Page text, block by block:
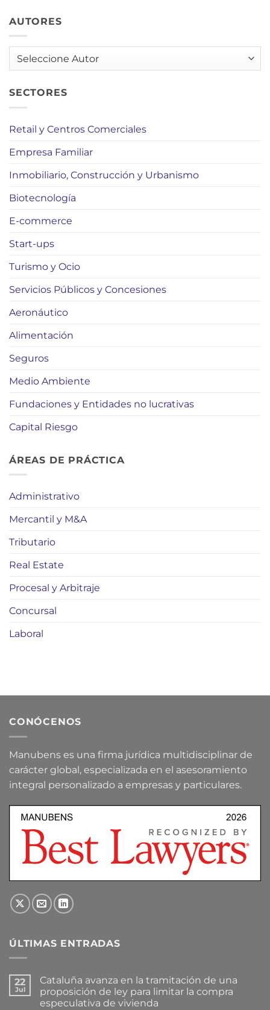
AUTORES
AUTORES
SECTORES
Retail y Centros Comerciales
Empresa Familiar
Inmobiliario, Construcción y Urbanismo
Biotecnología
E-commerce
Start-ups
Turismo y Ocio
Servicios Públicos y Concesiones
Aeronáutico
Alimentación
Seguros
Medio Ambiente
Fundaciones y Entidades no lucrativas
Capital Riesgo
ÁREAS DE PRÁCTICA
Administrativo
Mercantil y M&A
Tributario
Real Estate
Procesal y Arbitraje
Concursal
Laboral
CONÓCENOS
Manubens es una firma jurídica multidisciplinar de
carácter global, especializada en el asesoramiento
integral personalizado a empresas y particulares.
ÚLTIMAS ENTRADAS
22
Jul
Cataluña avanza en la tramitación de una
proposición de ley para limitar la compra
especulativa de vivienda